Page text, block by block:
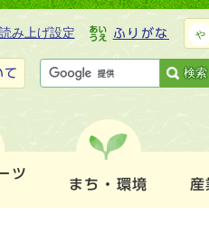
読み上げ設定 ふりがな
て 検索
ツ
まち・環境 産